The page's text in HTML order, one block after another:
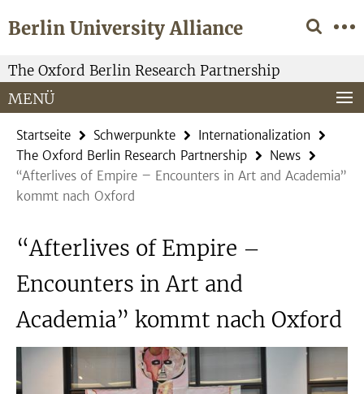
direkt
Inhalt
Berlin University Alliance
Service-
Navigation
The Oxford Berlin Research Partnership
MENÜ
Startseite Schwerpunkte
Internationalization
The Oxford Berlin Research Partnership
News
“Afterlives of Empire – Encounters in Art and Academia”
kommt nach Oxford
“Afterlives of Empire –
Encounters in Art and
Academia” kommt nach Oxford